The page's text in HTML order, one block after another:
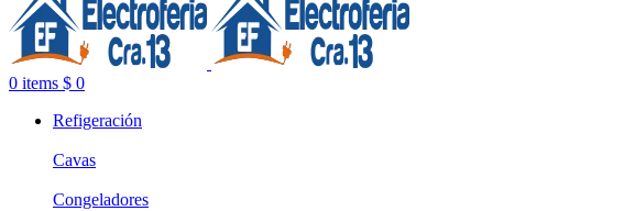
0 items $ 0
Refigeración
Cavas
Congeladores